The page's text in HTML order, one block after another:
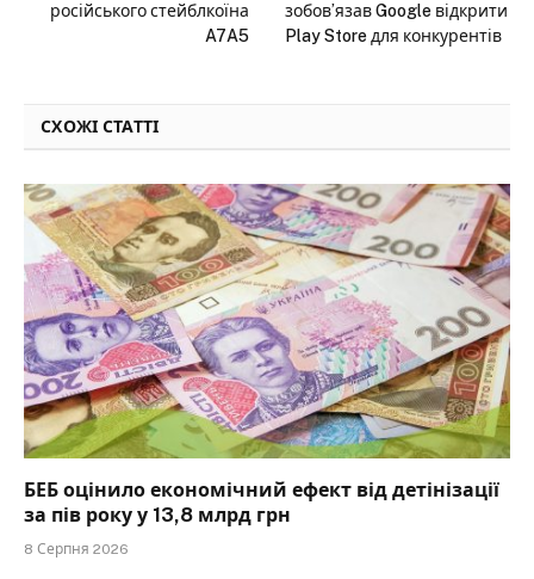
російського стейблкоїна
A7A5
зобов’язав Google відкрити
Play Store для конкурентів
СХОЖІ СТАТТІ
БЕБ оцінило економічний ефект від детінізації
за пів року у 13,8 млрд грн
8 Серпня 2026